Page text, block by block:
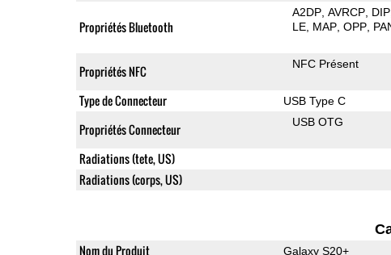
Propriétés Bluetooth
A2DP AVRCP DIP
LE MAP OPP
Propriétés NFC NFC Présent
Type de Connecteur USB Type C
Propriétés Connecteur USB OTG
Radiations (tete, US)
Radiations (corps, US)
Nom du Produit Galaxy S20+